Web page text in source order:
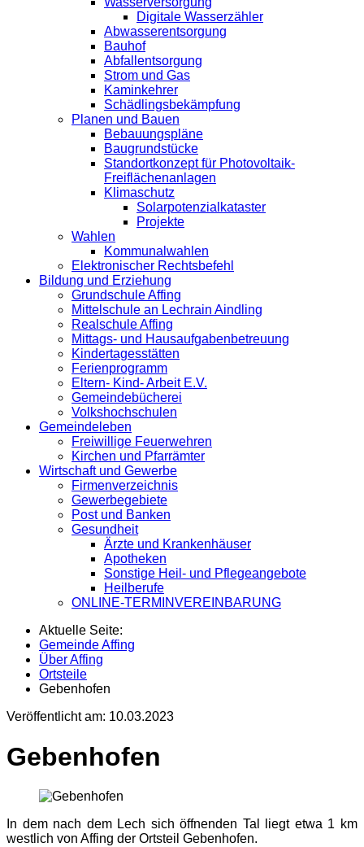
Digitale Wasserzähler
Abwasserentsorgung
Bauhof
Abfallentsorgung
Strom und Gas
Kaminkehrer
Schädlingsbekämpfung
Planen und Bauen
Bebauungspläne
Baugrundstücke
Standortkonzept für Photovoltaik-
Freiflächenanlagen
Klimaschutz
Solarpotenzialkataster
Projekte
Wahlen
Kommunalwahlen
Elektronischer Rechtsbefehl
Bildung und Erziehung
Grundschule Affing
Mittelschule an Lechrain Aindling
Realschule Affing
Mittags- und Hausaufgabenbetreuung
Kindertagesstätten
Ferienprogramm
Eltern- Kind- Arbeit E.V.
Gemeindebücherei
Volkshochschulen
Gemeindeleben
Freiwillige Feuerwehren
Kirchen und Pfarrämter
Wirtschaft und Gewerbe
Firmenverzeichnis
Gewerbegebiete
Post und Banken
Gesundheit
Ärzte und Krankenhäuser
Apotheken
Sonstige Heil- und Pflegeangebote
Heilberufe
ONLINE-TERMINVEREINBARUNG
Aktuelle Seite:
Gemeinde Affing
Über Affing
Ortsteile
Gebenhofen
Veröffentlicht am: 10.03.2023
Gebenhofen
In dem nach dem Lech sich öffnenden Tal liegt etwa 1 km
westlich von Affing der Ortsteil Gebenhofen.